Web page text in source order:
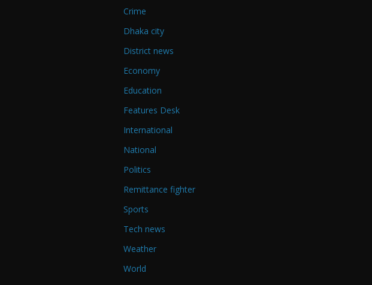
Crime
Dhaka city
District news
Economy
Education
Features Desk
International
National
Politics
Remittance fighter
Sports
Tech news
Weather
World